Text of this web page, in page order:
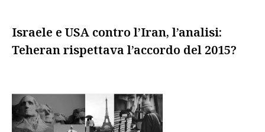
Israele e USA contro l’Iran, l’analisi:
Teheran rispettava l’accordo del 2015?